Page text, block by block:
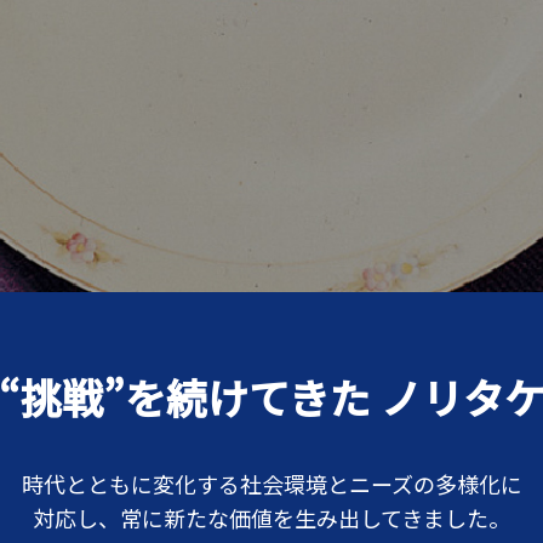
挑戦”を続けてきた ノリタ
時代とともに変化する社会環境とニーズの多様化に
対応し、常に新たな価値を生み出してきました。